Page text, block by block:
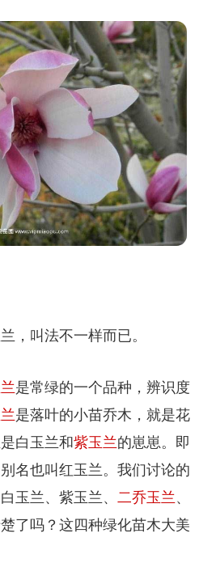
，叫法不一样而已。
是常绿的一个品种，辨识度
是落叶的小苗乔木，就是花
白玉兰和紫玉兰的崽崽。即
名也叫红玉兰。我们讨论的
玉兰、紫玉兰、 二乔玉兰、
了吗？这四种绿化苗木大美